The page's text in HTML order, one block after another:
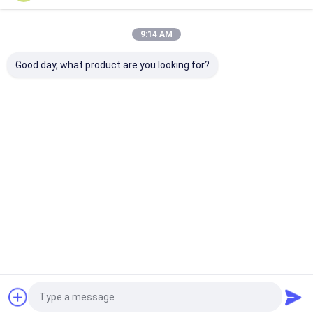
9:14 AM
Good day, what product are you looking for?